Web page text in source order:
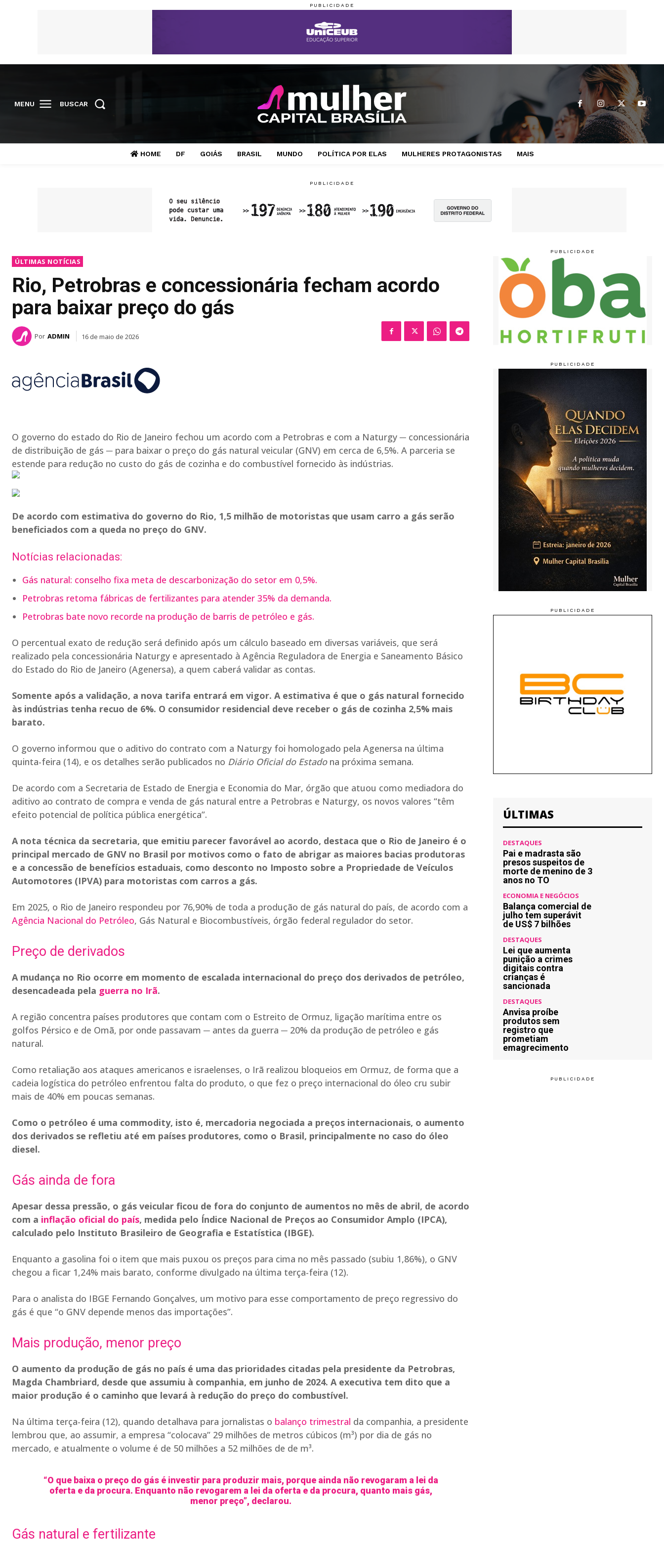
MENU BUSCAR
HOME DF GOIÁS BRASIL MUNDO POLÍTICA POR ELAS MULHERES PROTAGONISTAS MAIS
ÚLTIMAS NOTÍCIAS
Rio, Petrobras e concessionária fecham acordo
para baixar preço do gás
Por ADMIN 16 de maio de 2026
O governo do estado do Rio de Janeiro fechou um acordo com a Petrobras e com a Naturgy ─ concessionária
de distribuição de gás ─ para baixar o preço do gás natural veicular (GNV) em cerca de 6,5%. A parceria se
estende para redução no custo do gás de cozinha e do combustível fornecido às indústrias.
De acordo com estimativa do governo do Rio, 1,5 milhão de motoristas que usam carro a gás serão
beneficiados com a queda no preço do GNV.
Notícias relacionadas:
Gás natural: conselho fixa meta de descarbonização do setor em 0,5%.
Petrobras retoma fábricas de fertilizantes para atender 35% da demanda.
Petrobras bate novo recorde na produção de barris de petróleo e gás.
O percentual exato de redução será definido após um cálculo baseado em diversas variáveis, que será
realizado pela concessionária Naturgy e apresentado à Agência Reguladora de Energia e Saneamento Básico
do Estado do Rio de Janeiro (Agenersa), a quem caberá validar as contas.
Somente após a validação, a nova tarifa entrará em vigor. A estimativa é que o gás natural fornecido
às indústrias tenha recuo de 6%. O consumidor residencial deve receber o gás de cozinha 2,5% mais
barato.
O governo informou que o aditivo do contrato com a Naturgy foi homologado pela Agenersa na última
quinta-feira (14), e os detalhes serão publicados no Diário Oficial do Estadona próxima semana.
De acordo com a Secretaria de Estado de Energia e Economia do Mar, órgão que atuou como mediadora do
aditivo ao contrato de compra e venda de gás natural entre a Petrobras e Naturgy, os novos valores “têm
efeito potencial de política pública energética”.
A nota técnica da secretaria, que emitiu parecer favorável ao acordo, destaca que o Rio de Janeiro é o
principal mercado de GNV no Brasil por motivos como o fato de abrigar as maiores bacias produtoras
e a concessão de benefícios estaduais, como desconto no Imposto sobre a Propriedade de Veículos
Automotores (IPVA) para motoristas com carros a gás.
Em 2025, o Rio de Janeiro respondeu por 76,90% de toda a produção de gás natural do país, de acordo com a
Agência Nacional do Petróleo, Gás Natural e Biocombustíveis, órgão federal regulador do setor.
Preço de derivados
A mudança no Rio ocorre em momento de escalada internacional do preço dos derivados de petróleo,
desencadeada pela guerra no Irã.
A região concentra países produtores que contam com o Estreito de Ormuz, ligação marítima entre os
golfos Pérsico e de Omã, por onde passavam ─ antes da guerra ─ 20% da produção de petróleo e gás
natural.
Como retaliação aos ataques americanos e israelenses, o Irã realizou bloqueios em Ormuz, de forma que a
cadeia logística do petróleo enfrentou falta do produto, o que fez o preço internacional do óleo cru subir
mais de 40% em poucas semanas.
Como o petróleo é uma commodity, isto é, mercadoria negociada a preços internacionais, o aumento
dos derivados se refletiu até em países produtores, como o Brasil, principalmente no caso do óleo
diesel.
Gás ainda de fora
Apesar dessa pressão, o gás veicular ficou de fora do conjunto de aumentos no mês de abril, de acordo
com a inflação oficial do país, medida pelo Índice Nacional de Preços ao Consumidor Amplo (IPCA),
calculado pelo Instituto Brasileiro de Geografia e Estatística (IBGE).
Enquanto a gasolina foi o item que mais puxou os preços para cima no mês passado (subiu 1,86%), o GNV
chegou a ficar 1,24% mais barato, conforme divulgado na última terça-feira (12).
Para o analista do IBGE Fernando Gonçalves, um motivo para esse comportamento de preço regressivo do
gás é que “o GNV depende menos das importações”.
Mais produção, menor preço
O aumento da produção de gás no país é uma das prioridades citadas pela presidente da Petrobras,
Magda Chambriard, desde que assumiu à companhia, em junho de 2024. A executiva tem dito que a
maior produção é o caminho que levará à redução do preço do combustível.
Na última terça-feira (12), quando detalhava para jornalistas o balanço trimestral da companhia, a presidente
lembrou que, ao assumir, a empresa “colocava” 29 milhões de metros cúbicos (m³) por dia de gás no
mercado, e atualmente o volume é de 50 milhões a 52 milhões de de m³.
“O que baixa o preço do gás é investir para produzir mais, porque ainda não revogaram a lei da
oferta e da procura. Enquanto não revogarem a lei da oferta e da procura, quanto mais gás,
menor preço”, declarou.
Gás natural e fertilizante
ÚLTIMAS
DESTAQUES
Pai e madrasta são
presos suspeitos de
morte de menino de 3
anos no TO
ECONOMIA E NEGÓCIOS
Balança comercial de
julho tem superávit
de US$ 7 bilhões
DESTAQUES
Lei que aumenta
punição a crimes
digitais contra
crianças é
sancionada
DESTAQUES
Anvisa proíbe
produtos sem
registro que
prometiam
emagrecimento